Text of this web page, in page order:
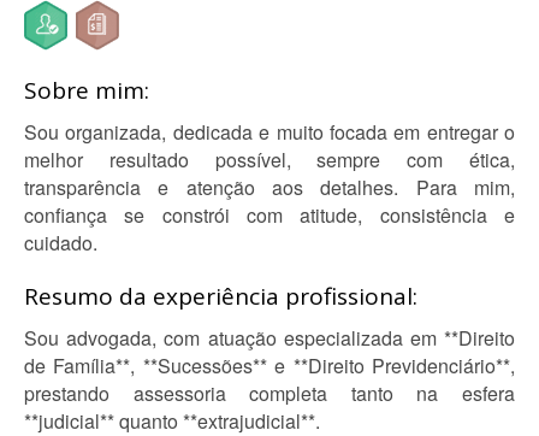
Sobre mim:
Sou organizada, dedicada e muito focada em entregar o
melhor resultado possível, sempre com ética,
transparência e atenção aos detalhes. Para mim,
confiança se constrói com atitude, consistência e
cuidado.
Resumo da experiência profissional:
Sou advogada, com atuação especializada em **Direito
de Família**, **Sucessões** e **Direito Previdenciário**,
prestando assessoria completa tanto na esfera
**judicial** quanto **extrajudicial**.